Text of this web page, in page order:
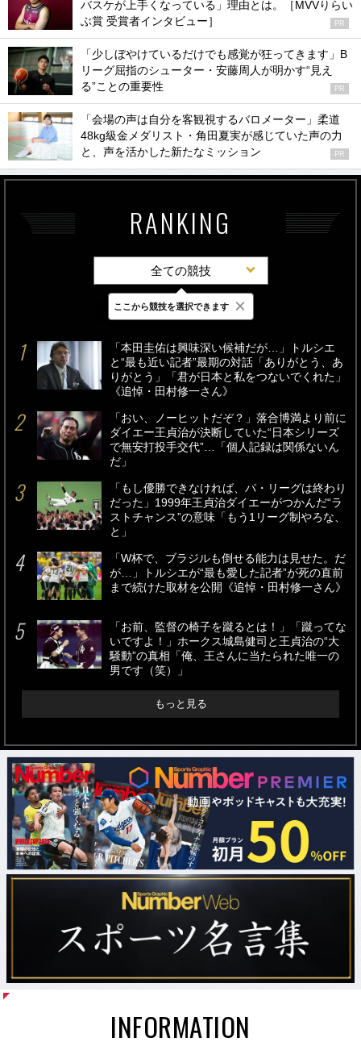
バスケが上手くなっている」理由とは。［MVVりらい
ぶ賞 受賞者インタビュー］
PR
「少しぼやけているだけでも感覚が狂ってきます」B
リーグ屈指のシューター・安藤周人が明かす“見え
る”ことの重要性
PR
「会場の声は自分を客観視するバロメーター」柔道
48kg級金メダリスト・角田夏実が感じていた声の力
と、声を活かした新たなミッション
PR
RANKING
全ての競技
最新 24時間 週間
「本田圭佑は興味深い候補だが…」トルシエ
と“最も近い記者”最期の対話「ありがとう、あ
りがとう」「君が日本と私をつないでくれた」
《追悼・田村修一さん》
「おい、ノーヒットだぞ？」落合博満より前に
ダイエー王貞治が決断していた“日本シリーズ
で無安打投手交代”…「個人記録は関係ないん
だ」
「もし優勝できなければ、パ・リーグは終わり
だった」1999年王貞治ダイエーがつかんだ“ラ
ストチャンス”の意味「もう1リーグ制やろな、
と」
「W杯で、ブラジルも倒せる能力は見せた。だ
が…」トルシエが“最も愛した記者”が死の直前
まで続けた取材を公開《追悼・田村修一さん》
「お前、監督の椅子を蹴るとは！」「蹴ってな
いですよ！」ホークス城島健司と王貞治の“大
騒動”の真相「俺、王さんに当たられた唯一の
男です（笑）」
もっと見る
INFORMATION
ここから競技を選択できます ×